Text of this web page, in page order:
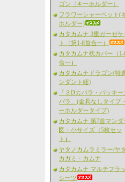
ゴン（キーホルダー）
フラワーシャーベット(
ホルダー)
カタカムナ 3重ガーゼケ
ト（第1-8首合一）
カタカムナ枕カバー（1-
合一）
カタカムナドラゴン(特
ンダント紐)
「３Dカバラ・バッキー
バラ」(金具なしタイプ
ーホルダータイプ)
カタカムナ 第7首マンダ
図・小サイズ（5枚セッ
ト）
ヤタノカムラミラー/ヤ
カガミ・カムナ
カタカムナ マルチフラ
シーツ